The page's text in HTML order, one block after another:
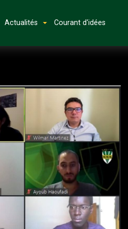
Actualités Courant d'idées